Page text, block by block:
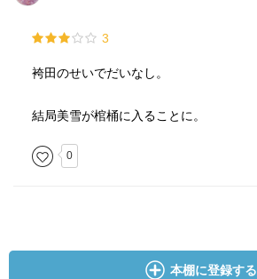
3
袴田のせいでだいなし。
結局美雪が棺桶に入ることに。
0
本棚に登録する